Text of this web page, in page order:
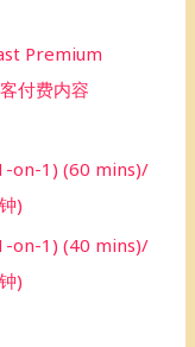
Premium
付费内容
on-1) (60 mins)/
)
on-1) (40 mins)/
)